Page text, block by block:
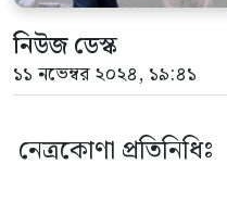
নিউজ ডেস্ক
১১ নভেম্বর ২০২৪, ১৯:৪১
নেত্রকোণা প্রতিনিধিঃ